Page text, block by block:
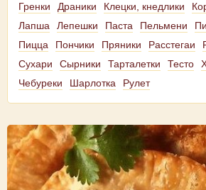
Гренки
Драники Клецки, кнедлики
Лапша
Лепешки Паста Пельмени
Пицца
Пончики Пряники Расстегаи
Сухари
Сырники Тарталетки Тесто
Чебуреки
Шарлотка Рулет